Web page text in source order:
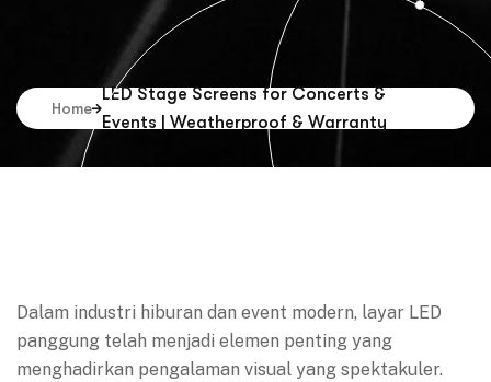
Home
LED Stage Screens for Concerts &
Events | Weatherproof & Warranty
Dalam industri hiburan dan event modern, layar LED
panggung telah menjadi elemen penting yang
menghadirkan pengalaman visual yang spektakuler.